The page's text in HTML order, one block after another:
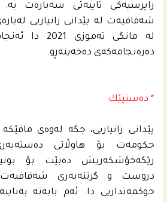
راپرسیه‌كى تایبه‌تى سه‌باره‌ت
شه‌فافیه‌ت له‌ پێدانى زانیاریی
له‌ مانگى
ده‌ره‌نجامه‌كه‌ى ده‌خه‌ینه‌ڕو.
* ده‌ستپێك
پێدانى زانیاریی، جگه‌ له‌وه‌ى
حكومه‌ت بۆ هاوڵاتى
رێگه‌خۆشكه‌ریش ده‌بێت بۆ
دروست و گرتنه‌به‌رى
حوكمه‌تداریی دا. ئه‌م بابه‌ته‌